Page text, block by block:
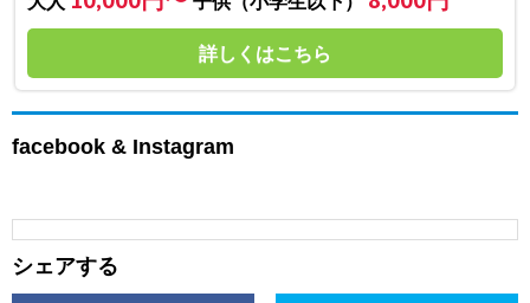
詳しくはこちら
facebook & Instagram
シェアする